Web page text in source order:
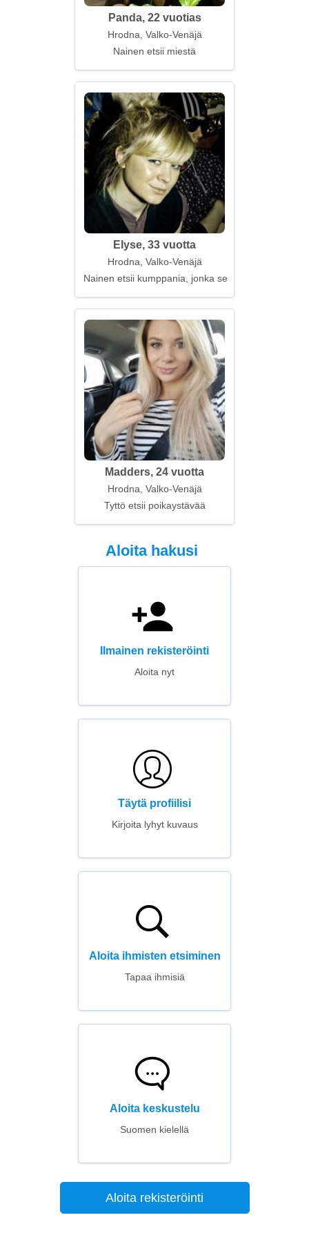
Panda, 22 vuotias
Hrodna, Valko-Venäjä
Nainen etsii miestä
Elyse, 33 vuotta
Hrodna, Valko-Venäjä
Nainen etsii kumppania, jonka seurassa hän voi
Madders, 24 vuotta
Hrodna, Valko-Venäjä
Tyttö etsii poikaystävää
Aloita hakusi
Ilmainen rekisteröinti
Aloita nyt
Täytä profiilisi
Kirjoita lyhyt kuvaus
Aloita ihmisten etsiminen
Tapaa ihmisiä
Aloita keskustelu
Suomen kielellä
Aloita rekisteröinti